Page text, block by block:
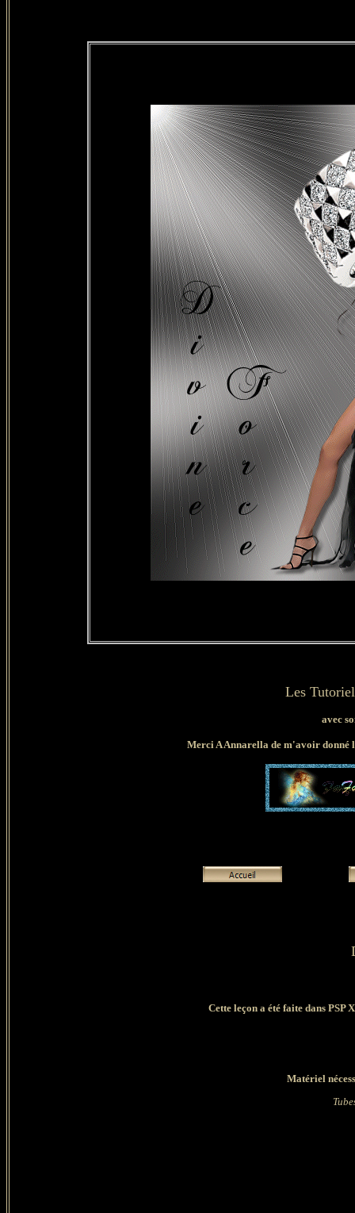
Les
avec
Merci A Annarella de m'avoir donné
Cette leçon a été faite dans PSP
Matériel